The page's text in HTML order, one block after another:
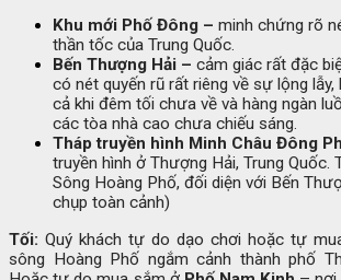
Khu mới Phố Đông – minh chứng rõ
thần tốc của Trung Quốc.
Bến Thượng Hải – cảm giác rất đặc
có nét quyến rũ rất riêng về sự lộng lẫy,
cả khi đêm tối chưa về và hàng ngàn
các tòa nhà cao chưa chiếu sáng.
Tháp truyền hình Minh Châu Đông
truyền hình ở Thượng Hải, Trung Quốc.
Sông Hoàng Phố, đối diện với Bến
chụp toàn cảnh)
Tối: Quý khách tự do dạo chơi hoặc tự
sông Hoàng Phố ngắm cảnh thành phố